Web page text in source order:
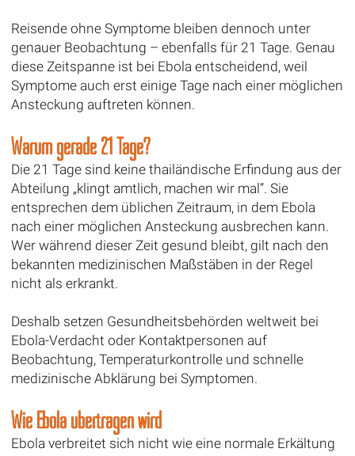
Reisende ohne Symptome bleiben dennoch unter
genauer Beobachtung – ebenfalls für 21 Tage. Genau
diese Zeitspanne ist bei Ebola entscheidend, weil
Symptome auch erst einige Tage nach einer möglichen
Ansteckung auftreten können.
Warum gerade 21 Tage?
Die 21 Tage sind keine thailändische Erfindung aus der
Abteilung „klingt amtlich, machen wir mal“. Sie
entsprechen dem üblichen Zeitraum, in dem Ebola
nach einer möglichen Ansteckung ausbrechen kann.
Wer während dieser Zeit gesund bleibt, gilt nach den
bekannten medizinischen Maßstäben in der Regel
nicht als erkrankt.
Deshalb setzen Gesundheitsbehörden weltweit bei
Ebola-Verdacht oder Kontaktpersonen auf
Beobachtung, Temperaturkontrolle und schnelle
medizinische Abklärung bei Symptomen.
Wie Ebola übertragen wird
Ebola verbreitet sich nicht wie eine normale Erkältung